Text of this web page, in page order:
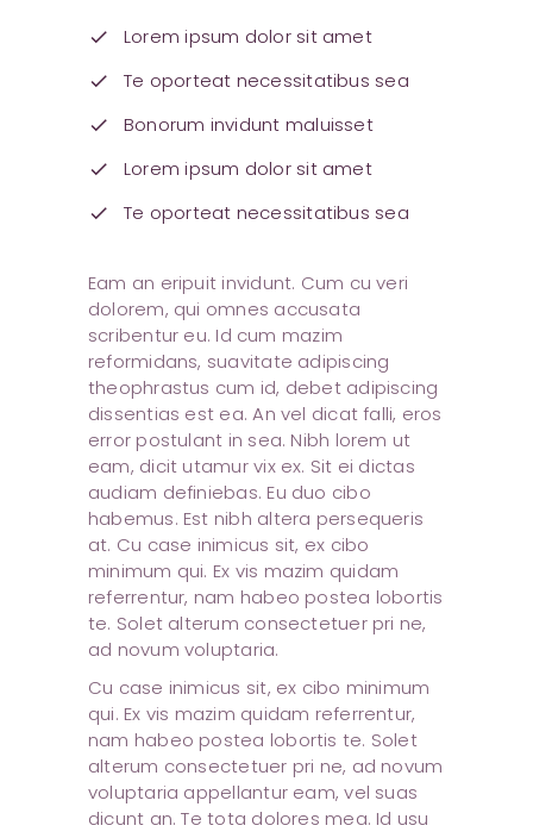
check Lorem ipsum dolor sit amet
check Te oporteat necessitatibus sea
check Bonorum invidunt maluisset
check Lorem ipsum dolor sit amet
check Te oporteat necessitatibus sea
Eam an eripuit invidunt. Cum cu veri
dolorem, qui omnes accusata
scribentur eu. Id cum mazim
reformidans, suavitate adipiscing
theophrastus cum id, debet adipiscing
dissentias est ea. An vel dicat falli, eros
error postulant in sea. Nibh lorem ut
eam, dicit utamur vix ex. Sit ei dictas
audiam definiebas. Eu duo cibo
habemus. Est nibh altera persequeris
at. Cu case inimicus sit, ex cibo
minimum qui. Ex vis mazim quidam
referrentur, nam habeo postea lobortis
te. Solet alterum consectetuer pri ne,
ad novum voluptaria.
Cu case inimicus sit, ex cibo minimum
qui. Ex vis mazim quidam referrentur,
nam habeo postea lobortis te. Solet
alterum consectetuer pri ne, ad novum
voluptaria appellantur eam, vel suas
dicunt an. Te tota dolores mea. Id usu